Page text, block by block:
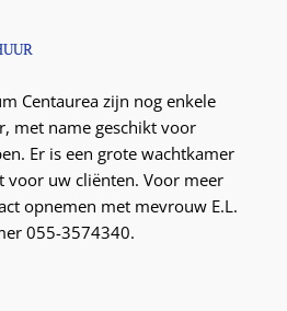
Centaurea zijn nog enkele
met name geschikt voor
Er is een grote wachtkamer
voor uw cliënten. Voor meer
opnemen met mevrouw E.L.
055-3574340.